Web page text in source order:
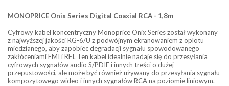
MONOPRICE Onix Series Digital Coaxial RCA - 1,8m
Cyfrowy kabel koncentryczny Monoprice Onix Series został wykonany
z najwyższej jakości RG-6/U z podwójnym ekranowaniem z oplotu
miedzianego, aby zapobiec degradacji sygnału spowodowanego
zakłóceniami EMI i RFI. Ten kabel idealnie nadaje się do przesyłania
cyfrowych sygnałów audio S/PDIF i innych treści o dużej
przepustowości, ale może być również używany do przesyłania sygnału
kompozytowego wideo i innych sygnałów RCA na poziomie liniowym.